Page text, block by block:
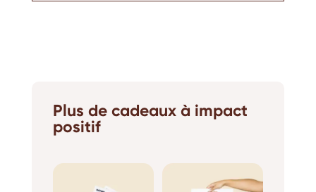
Plus de cadeaux à impact
positif